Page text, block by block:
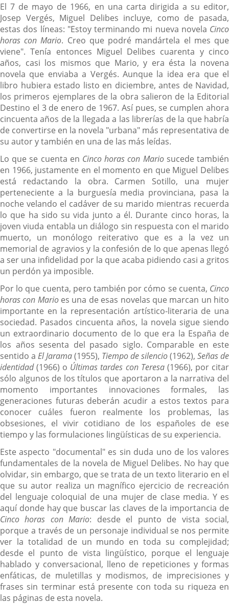
El 7 de mayo de 1966, en una carta dirigida a su editor,
Josep Vergés, Miguel Delibes incluye, como de pasada,
estas dos líneas: "Estoy terminando mi nueva novela Cinco
horas con Mario. Creo que podré mandártela el mes que
viene". Tenía entonces Miguel Delibes cuarenta y cinco
años, casi los mismos que Mario, y era ésta la novena
novela que enviaba a Vergés. Aunque la idea era que el
libro hubiera estado listo en diciembre, antes de Navidad,
los primeros ejemplares de la obra salieron de la Editorial
Destino el 3 de enero de 1967. Así pues, se cumplen ahora
cincuenta años de la llegada a las librerías de la que habría
de convertirse en la novela "urbana" más representativa de
su autor y también en una de las más leídas.
Lo que se cuenta en Cinco horas con Mariosucede también
en 1966, justamente en el momento en que Miguel Delibes
está redactando la obra. Carmen Sotillo, una mujer
perteneciente a la burguesía media provinciana, pasa la
noche velando el cadáver de su marido mientras recuerda
lo que ha sido su vida junto a él. Durante cinco horas, la
joven viuda entabla un diálogo sin respuesta con el marido
muerto, un monólogo reiterativo que es a la vez un
memorial de agravios y la confesión de lo que apenas llegó
a ser una infidelidad por la que acaba pidiendo casi a gritos
un perdón ya imposible.
Por lo que cuenta, pero también por cómo se cuenta, Cinco
horas con Marioes una de esas novelas que marcan un hito
importante en la representación artístico-literaria de una
sociedad. Pasados cincuenta años, la novela sigue siendo
un extraordinario documento de lo que era la España de
los años sesenta del pasado siglo. Comparable en este
sentido a El Jarama(1955), Tiempo de silencio(1962), Señas de
identidad(1966) o Últimas tardes con Teresa(1966), por citar
sólo algunos de los títulos que aportaron a la narrativa del
momento importantes innovaciones formales, las
generaciones futuras deberán acudir a estos textos para
conocer cuáles fueron realmente los problemas, las
obsesiones, el vivir cotidiano de los españoles de ese
tiempo y las formulaciones lingüísticas de su experiencia.
Este aspecto "documental" es sin duda uno de los valores
fundamentales de la novela de Miguel Delibes. No hay que
olvidar, sin embargo, que se trata de un texto literario en el
que su autor realiza un magnífico ejercicio de recreación
del lenguaje coloquial de una mujer de clase media. Y es
aquí donde hay que buscar las claves de la importancia de
Cinco horas con Mario: desde el punto de vista social,
porque a través de un personaje individual se nos permite
ver la totalidad de un mundo en toda su complejidad;
desde el punto de vista lingüístico, porque el lenguaje
hablado y conversacional, lleno de repeticiones y formas
enfáticas, de muletillas y modismos, de imprecisiones y
frases sin terminar está presente con toda su riqueza en
las páginas de esta novela.